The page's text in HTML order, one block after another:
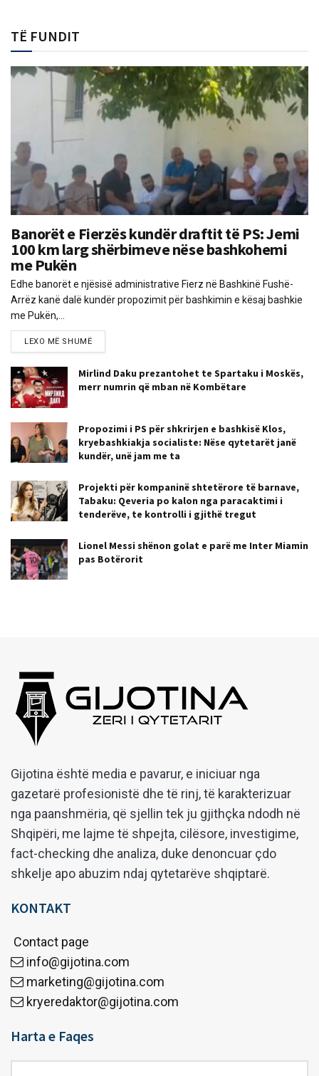
TË FUNDIT
Banorët e Fierzës kundër draftit të PS: Jemi
100 km larg shërbimeve nëse bashkohemi
me Pukën
Edhe banorët e njësisë administrative Fierz në Bashkinë Fushë-
Arrëz kanë dalë kundër propozimit për bashkimin e kësaj bashkie
me Pukën,...
LEXO MË SHUMË
Mirlind Daku prezantohet te Spartaku i Moskës,
merr numrin që mban në Kombëtare
Propozimi i PS për shkrirjen e bashkisë Klos,
kryebashkiakja socialiste: Nëse qytetarët janë
kundër, unë jam me ta
Projekti për kompaninë shtetërore të barnave,
Tabaku: Qeveria po kalon nga paracaktimi i
tenderëve, te kontrolli i gjithë tregut
Lionel Messi shënon golat e parë me Inter Miamin
pas Botërorit
Gijotina është media e pavarur, e iniciuar nga
gazetarë profesionistë dhe të rinj, të karakterizuar
nga paanshmëria, që sjellin tek ju gjithçka ndodh në
Shqipëri, me lajme të shpejta, cilësore, investigime,
fact-checking dhe analiza, duke denoncuar çdo
shkelje apo abuzim ndaj qytetarëve shqiptarë.
KONTAKT
Contact page
info@gijotina.com
marketing@gijotina.com
kryeredaktor@gijotina.com
Harta e Faqes